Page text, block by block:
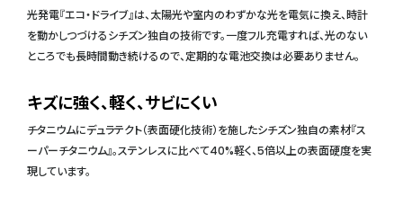
光発電『エコ・ドライブ』は、太陽光や室内のわずかな光を電気に換え、時計
を動かしつづけるシチズン独自の技術です。一度フル充電すれば、光のない
ところでも長時間動き続けるので、定期的な電池交換は必要ありません。
キズに強く、軽く、サビにくい
チタニウムにデュラテクト（表面硬化技術）を施したシチズン独自の素材『ス
ーパーチタニウム』。ステンレスに比べて40%軽く、5倍以上の表面硬度を実
現しています。